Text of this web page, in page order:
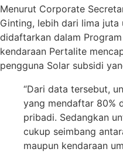
Menurut Corporate
Ginting, lebih dari lima juta
didaftarkan dalam
kendaraan Pertalite
pengguna Solar subsidi
“Dari data tersebut,
yang mendaftar 80%
pribadi. Sedangkan
cukup seimbang
maupun kendaraan